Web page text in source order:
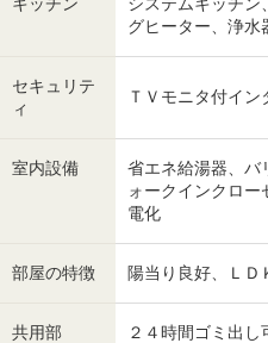
グヒーター、浄水
セキュリテ
ィ
ＴＶモニタ付イン
室内設備
省エネ給湯器、バ
ォークインクロー
電化
部屋の特徴 陽当り良好、ＬＤ
共用部 ２４時間ゴミ出し